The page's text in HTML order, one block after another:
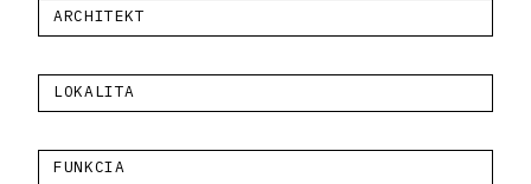
ARCHITEKT
LOKALITA
FUNKCIA